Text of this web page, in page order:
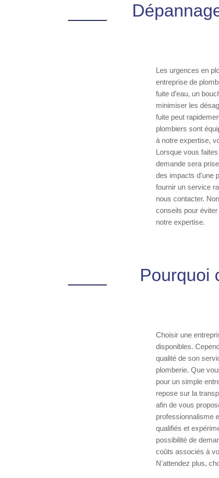
Les urgences en
entreprise de
fuite d’eau, un
minimiser les
fuite peut
plombiers sont
à notre expertise,
Lorsque vous
demande sera
des impacts d'une
fournir un service
nous contacter.
conseils pour
notre expertise.
Pourquoi
Choisir une
disponibles.
qualité de son
plomberie. Que
pour un simple
repose sur la
afin de vous
professionnalisme
qualifiés et
possibilité de
coûts associés à
N'attendez plus,